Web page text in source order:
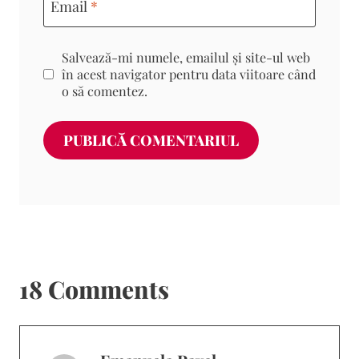
Email *
Salvează-mi numele, emailul și site-ul web
în acest navigator pentru data viitoare când
o să comentez.
18 Comments